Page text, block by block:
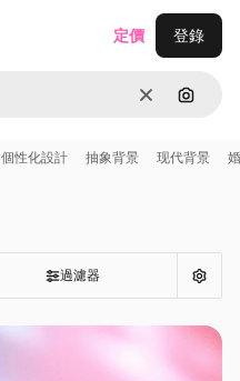
清除 通過圖
定價 登錄
個性化設計 抽象背景 现代背景
過濾器